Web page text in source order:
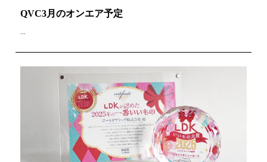
QVC3月のオンエア予定
...